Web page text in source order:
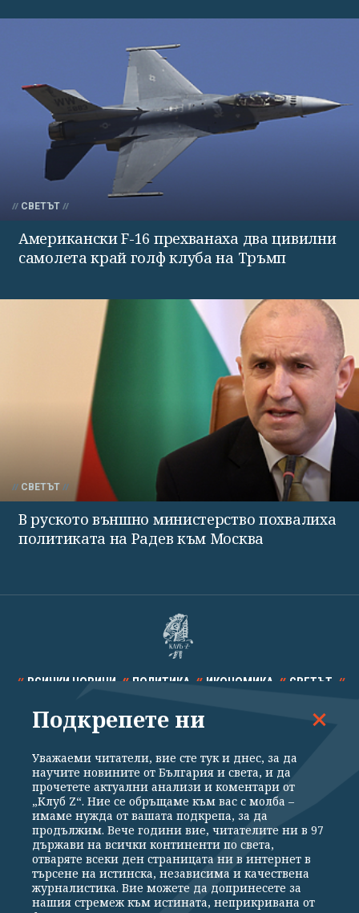
СВЕТЪТ
Американски F-16 прехванаха два цивилни
самолета край голф клуба на Тръмп
СВЕТЪТ
В руското външно министерство похвалиха
политиката на Радев към Москва
ВСИЧКИ НОВИНИ ПОЛИТИКА ИКОНОМИКА СВЕТЪТ
СПОРТ КУЛТУРА ТЕХНОЛОГИИ КАЛЕЙДОСКОП
Общи условия
Политика за поверителност
Реклама
Партньори Контакти
За Клуб Z
Екип
Подкрепете ни
Подкрепете ни
Уважаеми читатели, вие сте тук и днес, за да
научите новините от България и света, и да
прочетете актуални анализи и коментари от
„Клуб Z“. Ние се обръщаме към вас с молба –
имаме нужда от вашата подкрепа, за да
продължим. Вече години вие, читателите ни в 97
държави на всички континенти по света,
отваряте всеки ден страницата ни в интернет в
търсене на истинска, независима и качествена
журналистика. Вие можете да допринесете за
нашия стремеж към истината, неприкривана от